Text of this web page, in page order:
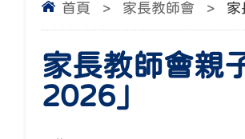
首頁 > 家長教師會 > 家
家長教師會親
2026」